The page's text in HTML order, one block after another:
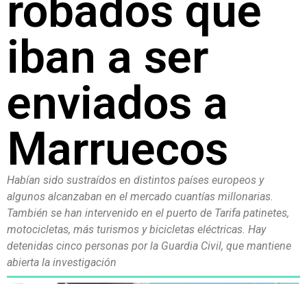
iban a ser
enviados a
Marruecos
Habían sido sustraídos en distintos países europeos y
algunos alcanzaban en el mercado cuantías millonarias.
También se han intervenido en el puerto de Tarifa patinetes,
motocicletas, más turismos y bicicletas eléctricas. Hay
detenidas cinco personas por la Guardia Civil, que mantiene
abierta la investigación